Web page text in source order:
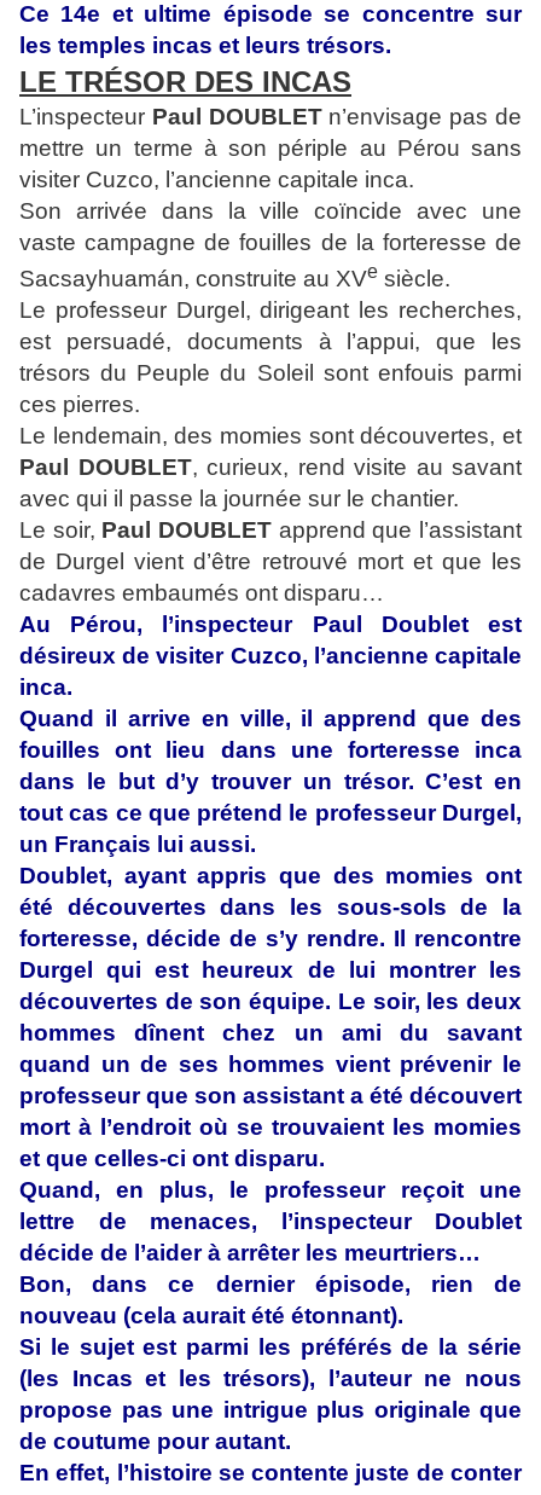
Ce 14e et ultime épisode se concentre sur
les temples incas et leurs trésors.
LE TRÉSOR DES INCAS
L’inspecteur Paul DOUBLETn’envisage pas de
mettre un terme à son périple au Pérou sans
visiter Cuzco, l’ancienne capitale inca.
Son arrivée dans la ville coïncide avec une
vaste campagne de fouilles de la forteresse de
Sacsayhuamán, construite au XVe siècle.
Le professeur Durgel, dirigeant les recherches,
est persuadé, documents à l’appui, que les
trésors du Peuple du Soleil sont enfouis parmi
ces pierres.
Le lendemain, des momies sont découvertes, et
Paul DOUBLET, curieux, rend visite au savant
avec qui il passe la journée sur le chantier.
Le soir, Paul DOUBLET apprend que l’assistant
de Durgel vient d’être retrouvé mort et que les
cadavres embaumés ont disparu…
Au Pérou, l’inspecteur Paul Doublet est
désireux de visiter Cuzco, l’ancienne capitale
inca.
Quand il arrive en ville, il apprend que des
fouilles ont lieu dans une forteresse inca
dans le but d’y trouver un trésor. C’est en
tout cas ce que prétend le professeur Durgel,
un Français lui aussi.
Doublet, ayant appris que des momies ont
été découvertes dans les sous-sols de la
forteresse, décide de s’y rendre. Il rencontre
Durgel qui est heureux de lui montrer les
découvertes de son équipe. Le soir, les deux
hommes dînent chez un ami du savant
quand un de ses hommes vient prévenir le
professeur que son assistant a été découvert
mort à l’endroit où se trouvaient les momies
et que celles-ci ont disparu.
Quand, en plus, le professeur reçoit une
lettre de menaces, l’inspecteur Doublet
décide de l’aider à arrêter les meurtriers…
Bon, dans ce dernier épisode, rien de
nouveau (cela aurait été étonnant).
Si le sujet est parmi les préférés de la série
(les Incas et les trésors), l’auteur ne nous
propose pas une intrigue plus originale que
de coutume pour autant.
En effet, l’histoire se contente juste de conter